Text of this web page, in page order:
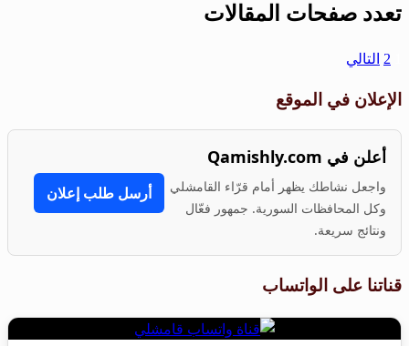
تعدد صفحات المقالات
2 التالي
الإعلان في الموقع
أعلن في Qamishly.com
واجعل نشاطك يظهر أمام قرّاء القامشلي
وكل المحافظات السورية. جمهور فعّال
ونتائج سريعة.
أرسل طلب إعلان
قناتنا على الواتساب